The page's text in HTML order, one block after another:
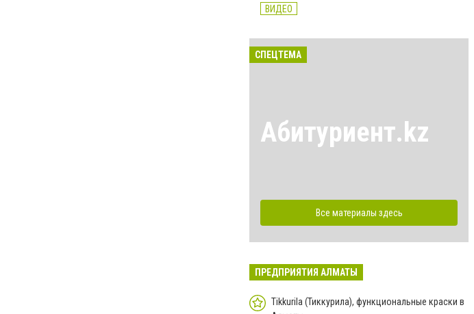
ВИДЕО
СПЕЦТЕМА
Абитуриент.kz
Все материалы здесь
ПРЕДПРИЯТИЯ АЛМАТЫ
Tikkurila (Тиккурила), функциональные краски в